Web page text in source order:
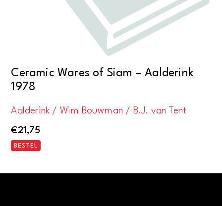
Ceramic Wares of Siam – Aalderink
1978
Aalderink / Wim Bouwman / B.J. van Tent
€21,75
BESTEL